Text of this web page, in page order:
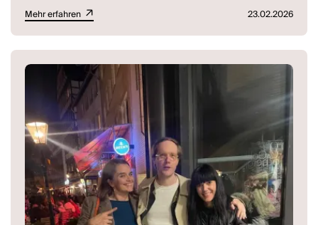
Mehr erfahren 23.02.2026